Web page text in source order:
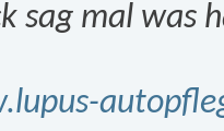
sag mal was